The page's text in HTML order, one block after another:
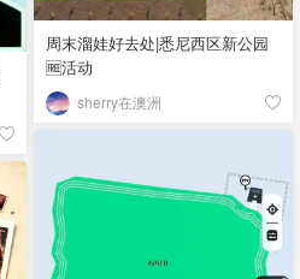
周末溜娃好去处|悉尼西区新公园
🆓活动
sherry在澳洲